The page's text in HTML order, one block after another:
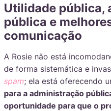
Utilidade pública,
pública e
comunicação
A Rosie não está
de forma sistemática e
spam; ela está oferecendo
para a administração
oportunidade para que o